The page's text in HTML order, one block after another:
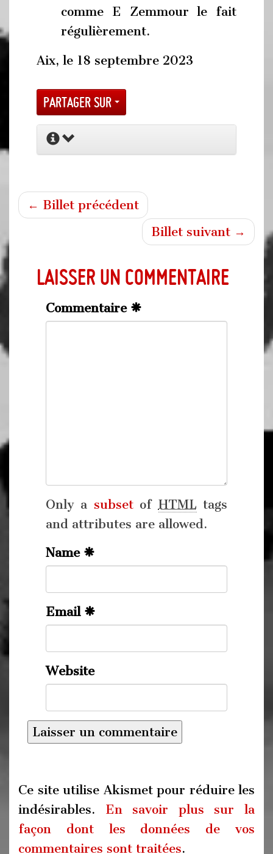
comme E Zemmour le fait
régulièrement.
Aix, le 18 septembre 2023
Partager sur
← Billet précédent
Billet suivant →
Laisser un commentaire
Commentaire
Only a subsetof HTML tags
and attributes are allowed.
Name
Email
Website
Ce site utilise Akismet pour réduire les
indésirables. En savoir plus sur la
façon dont les données de vos
commentaires sont traitées.